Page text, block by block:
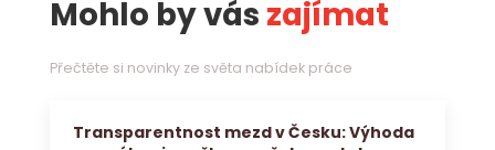
Mohlo by vás zajímat
Přečtěte si novinky ze světa nabídek práce
Transparentnost mezd v Česku: Výhoda